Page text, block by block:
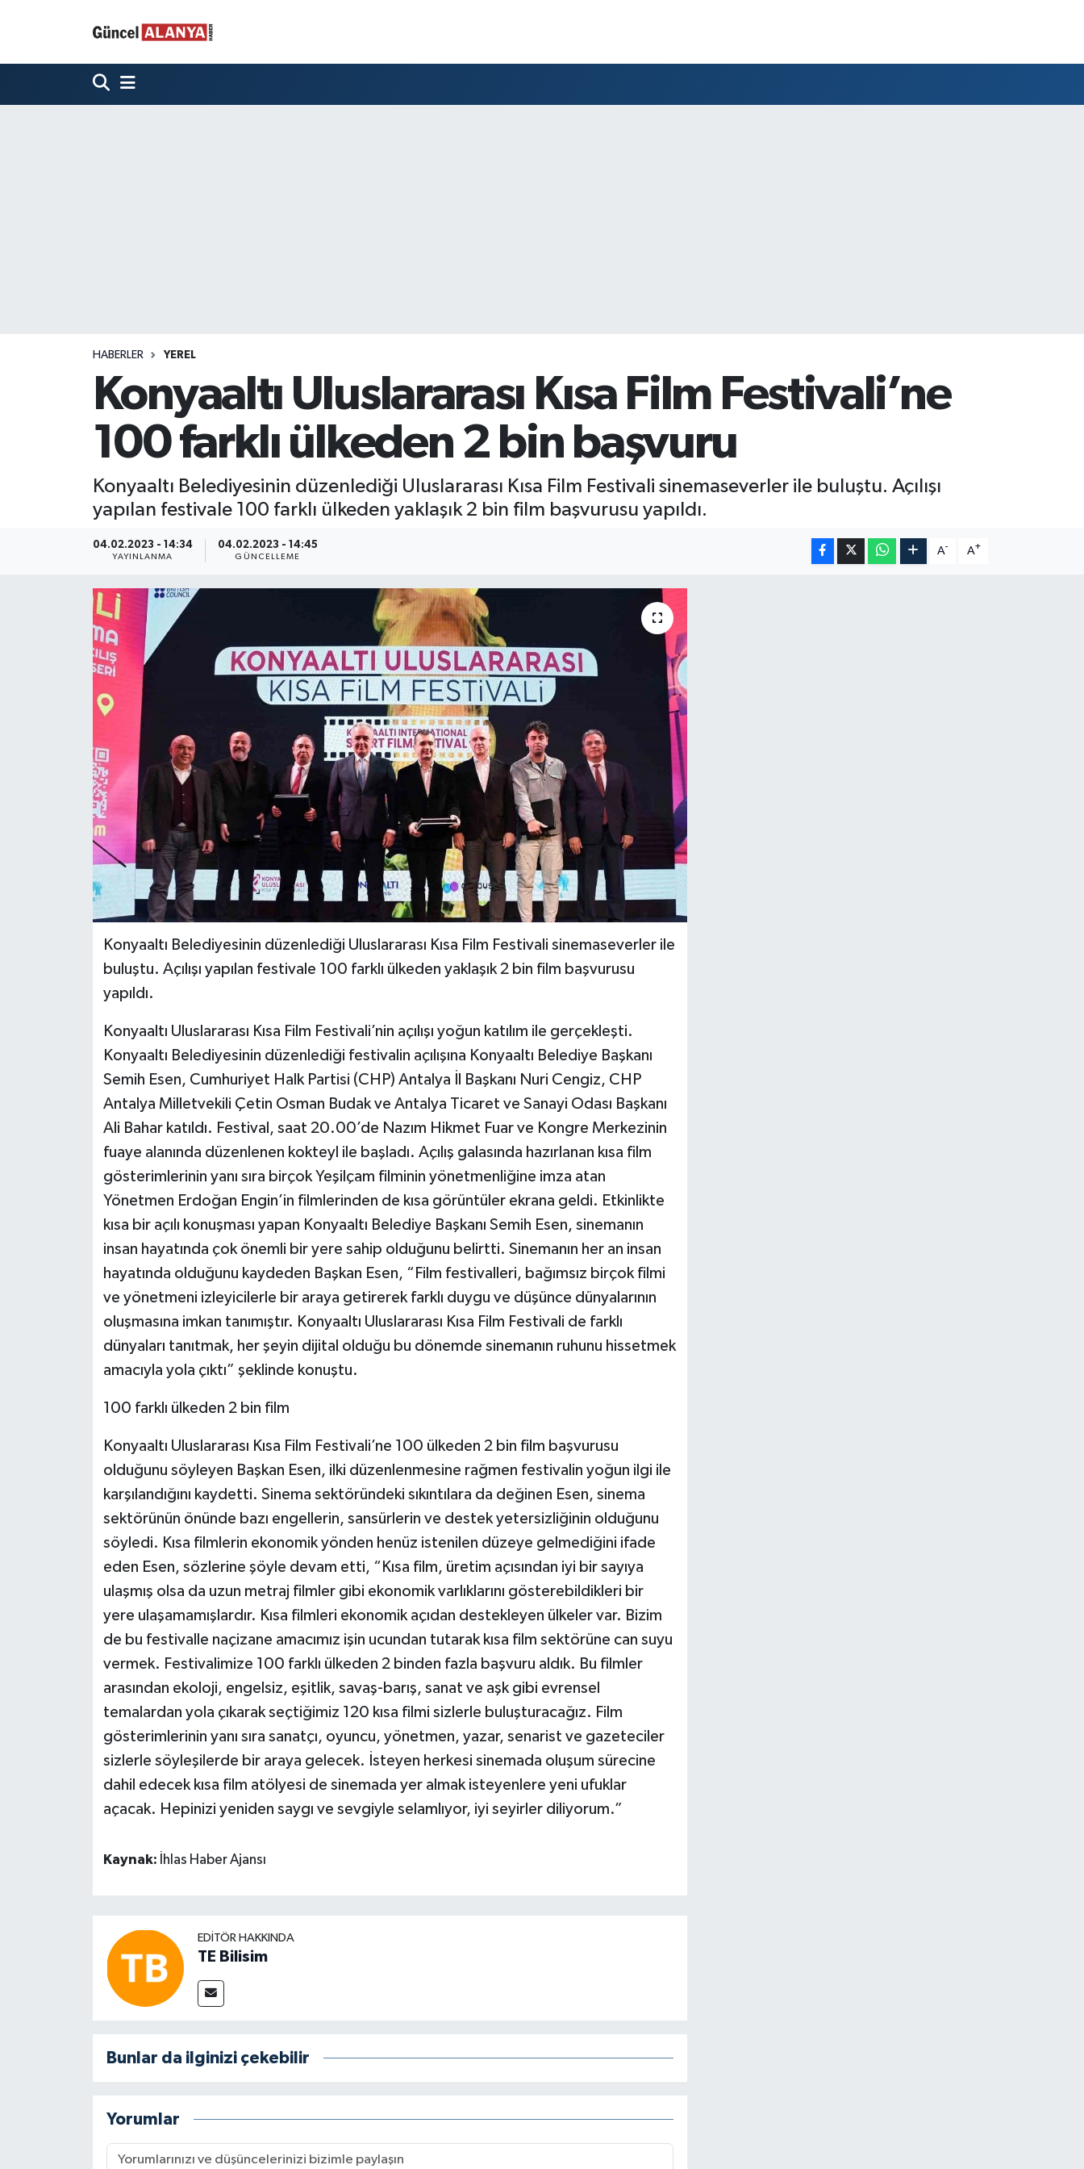
HABERLER YEREL
Konyaaltı Uluslararası Kısa Film Festivali’ne
100 farklı ülkeden 2 bin başvuru
Konyaaltı Belediyesinin düzenlediği Uluslararası Kısa Film Festivali sinemaseverler ile buluştu. Açılışı
yapılan festivale 100 farklı ülkeden yaklaşık 2 bin film başvurusu yapıldı.
04.02.2023 - 14:34
YAYINLANMA
04.02.2023 - 14:45
GÜNCELLEME
A- A+
Konyaaltı Belediyesinin düzenlediği Uluslararası Kısa Film Festivali sinemaseverler ile
buluştu. Açılışı yapılan festivale 100 farklı ülkeden yaklaşık 2 bin film başvurusu
yapıldı.
Konyaaltı Uluslararası Kısa Film Festivali’nin açılışı yoğun katılım ile gerçekleşti.
Konyaaltı Belediyesinin düzenlediği festivalin açılışına Konyaaltı Belediye Başkanı
Semih Esen, Cumhuriyet Halk Partisi (CHP) Antalya İl Başkanı Nuri Cengiz, CHP
Antalya Milletvekili Çetin Osman Budak ve Antalya Ticaret ve Sanayi Odası Başkanı
Ali Bahar katıldı. Festival, saat 20.00’de Nazım Hikmet Fuar ve Kongre Merkezinin
fuaye alanında düzenlenen kokteyl ile başladı. Açılış galasında hazırlanan kısa film
gösterimlerinin yanı sıra birçok Yeşilçam filminin yönetmenliğine imza atan
Yönetmen Erdoğan Engin’in filmlerinden de kısa görüntüler ekrana geldi. Etkinlikte
kısa bir açılı konuşması yapan Konyaaltı Belediye Başkanı Semih Esen, sinemanın
insan hayatında çok önemli bir yere sahip olduğunu belirtti. Sinemanın her an insan
hayatında olduğunu kaydeden Başkan Esen, “Film festivalleri, bağımsız birçok filmi
ve yönetmeni izleyicilerle bir araya getirerek farklı duygu ve düşünce dünyalarının
oluşmasına imkan tanımıştır. Konyaaltı Uluslararası Kısa Film Festivali de farklı
dünyaları tanıtmak, her şeyin dijital olduğu bu dönemde sinemanın ruhunu hissetmek
amacıyla yola çıktı” şeklinde konuştu.
100 farklı ülkeden 2 bin film
Konyaaltı Uluslararası Kısa Film Festivali’ne 100 ülkeden 2 bin film başvurusu
olduğunu söyleyen Başkan Esen, ilki düzenlenmesine rağmen festivalin yoğun ilgi ile
karşılandığını kaydetti. Sinema sektöründeki sıkıntılara da değinen Esen, sinema
sektörünün önünde bazı engellerin, sansürlerin ve destek yetersizliğinin olduğunu
söyledi. Kısa filmlerin ekonomik yönden henüz istenilen düzeye gelmediğini ifade
eden Esen, sözlerine şöyle devam etti, “Kısa film, üretim açısından iyi bir sayıya
ulaşmış olsa da uzun metraj filmler gibi ekonomik varlıklarını gösterebildikleri bir
yere ulaşamamışlardır. Kısa filmleri ekonomik açıdan destekleyen ülkeler var. Bizim
de bu festivalle naçizane amacımız işin ucundan tutarak kısa film sektörüne can suyu
vermek. Festivalimize 100 farklı ülkeden 2 binden fazla başvuru aldık. Bu filmler
arasından ekoloji, engelsiz, eşitlik, savaş-barış, sanat ve aşk gibi evrensel
temalardan yola çıkarak seçtiğimiz 120 kısa filmi sizlerle buluşturacağız. Film
gösterimlerinin yanı sıra sanatçı, oyuncu, yönetmen, yazar, senarist ve gazeteciler
sizlerle söyleşilerde bir araya gelecek. İsteyen herkesi sinemada oluşum sürecine
dahil edecek kısa film atölyesi de sinemada yer almak isteyenlere yeni ufuklar
açacak. Hepinizi yeniden saygı ve sevgiyle selamlıyor, iyi seyirler diliyorum.”
Kaynak: İhlas Haber Ajansı
EDITÖR HAKKINDA
TE Bilisim
Bunlar da ilginizi çekebilir
Yorumlar